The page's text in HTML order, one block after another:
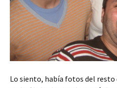
Lo siento, había fotos del resto